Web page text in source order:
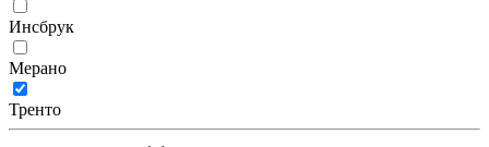
Инсбрук
Мерано
Тренто